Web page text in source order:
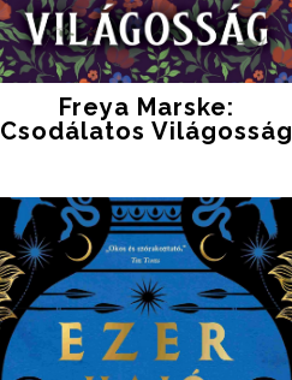
Freya Marske:
Csodálatos Világosság